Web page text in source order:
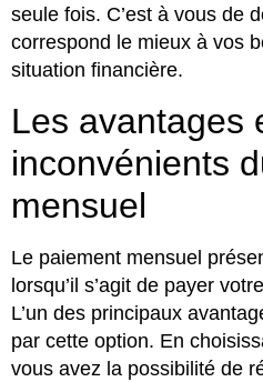
seule fois. C’est à vous de
correspond le mieux à vos
situation financière.
Les avantages
inconvénients
mensuel
Le paiement mensuel
lorsqu’il s’agit de payer
L’un des principaux
par cette option. En
vous avez la possibilité de